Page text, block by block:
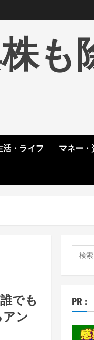
も
活・ライフ マネー
でも
ン
索:
PR :